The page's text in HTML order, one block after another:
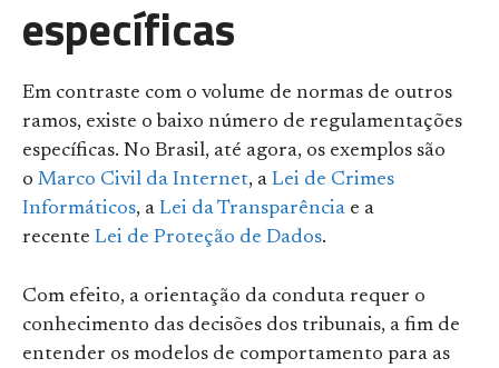
específicas
Em contraste com o volume de normas de outros
ramos, existe o baixo número de regulamentações
específicas. No Brasil, até agora, os exemplos são
o Marco Civil da Internet, a Lei de Crimes
Informáticos, a Lei da Transparência e a
recente Lei de Proteção de Dados.
Com efeito, a orientação da conduta requer o
conhecimento das decisões dos tribunais, a fim de
entender os modelos de comportamento para as